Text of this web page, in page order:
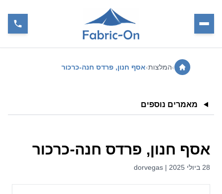
›המלצות›אסף חנון, פרדס חנה-כרכור
מאמרים נוספים
אסף חנון, פרדס חנה-כרכור
28 ביולי 2025 | dorvegas